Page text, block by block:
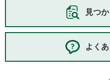
見つ
よく